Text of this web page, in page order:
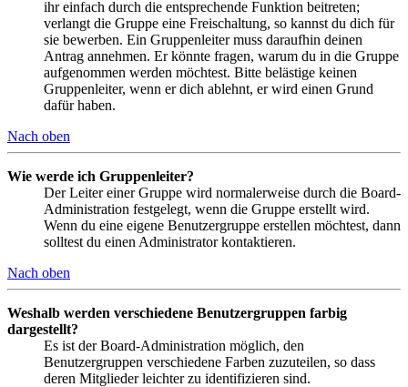
ihr einfach durch die entsprechende Funktion beitreten;
verlangt die Gruppe eine Freischaltung, so kannst du dich für
sie bewerben. Ein Gruppenleiter muss daraufhin deinen
Antrag annehmen. Er könnte fragen, warum du in die Gruppe
aufgenommen werden möchtest. Bitte belästige keinen
Gruppenleiter, wenn er dich ablehnt, er wird einen Grund
dafür haben.
Nach oben
Wie werde ich Gruppenleiter?
Der Leiter einer Gruppe wird normalerweise durch die Board-
Administration festgelegt, wenn die Gruppe erstellt wird.
Wenn du eine eigene Benutzergruppe erstellen möchtest, dann
solltest du einen Administrator kontaktieren.
Nach oben
Weshalb werden verschiedene Benutzergruppen farbig
dargestellt?
Es ist der Board-Administration möglich, den
Benutzergruppen verschiedene Farben zuzuteilen, so dass
deren Mitglieder leichter zu identifizieren sind.